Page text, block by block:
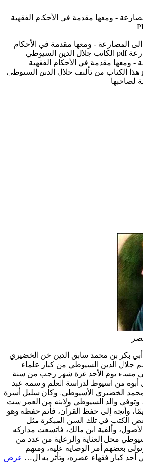
- ومعها مقدمة في الأحكام الفقهية
المصارعة - ومعها مقدمة في الأحكام
الفقهية المتعلقة بالمصارعة pdf الكاتب جلال الدين السيوطي
- ومعها مقدمة في الأحكام الفقهية
المتعلقة بالمصارعة pdf هذا الكتاب من تأليف جلال الدين السيوطي
لصاحبها
أبي بكر بن محمد سابق الدين خن الخضيري
جلال الدين السيوطي من كبار علماء
مساء يوم الأحد غرة شهر رجب من سنة
أبوه من اسيوط لدراسة العلم واسمه عبد
محمد الخضيري الأسيوطي، وكان سليل أسرة
وتوفي والد السيوطي ولابنه من العمر ست
وأتجه إلى حفظ القرآن، فأتم حفظه وهو
الكتب في تلك السن المبكرة مثل
وألفية ابن مالك، فاتسعت مداركه
محل العناية والرعاية من عدد من
بعضهم أمر الوصاية عليه، ومنهم
أحد كبار فقهاء عصره، وتأثر به ال… عرض